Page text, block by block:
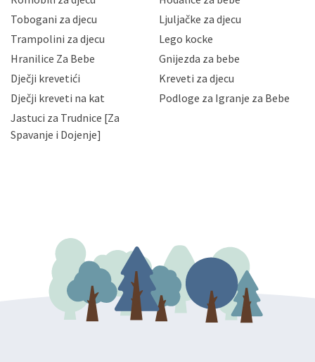
Vaših osobnih podataka te omogućava pristup i
priopćavanje osobnih podataka samo onim svojim
zaposlenicima kojima su isti potrebni radi provedbe
slučajevima koji su dozvoljeni zakonima. Napominjemo
da možete u svako doba, u potpunosti ili djelomice,
zatražiti prestanak aktivnosti obrade Vaših osobnih
podataka. Opoziv privole možete podnijeti poštom na
gore navedenu adresu ili e-mailom na adresu:
Tobogani za djecu
Ljuljačke za djecu
Trampolini za djecu
Lego kocke
Hranilice Za Bebe
Gnijezda za bebe
Dječji krevetići
Kreveti za djecu
Dječji kreveti na kat
Podloge za Igranje za Bebe
Jastuci za Trudnice [Za
Spavanje i Dojenje]